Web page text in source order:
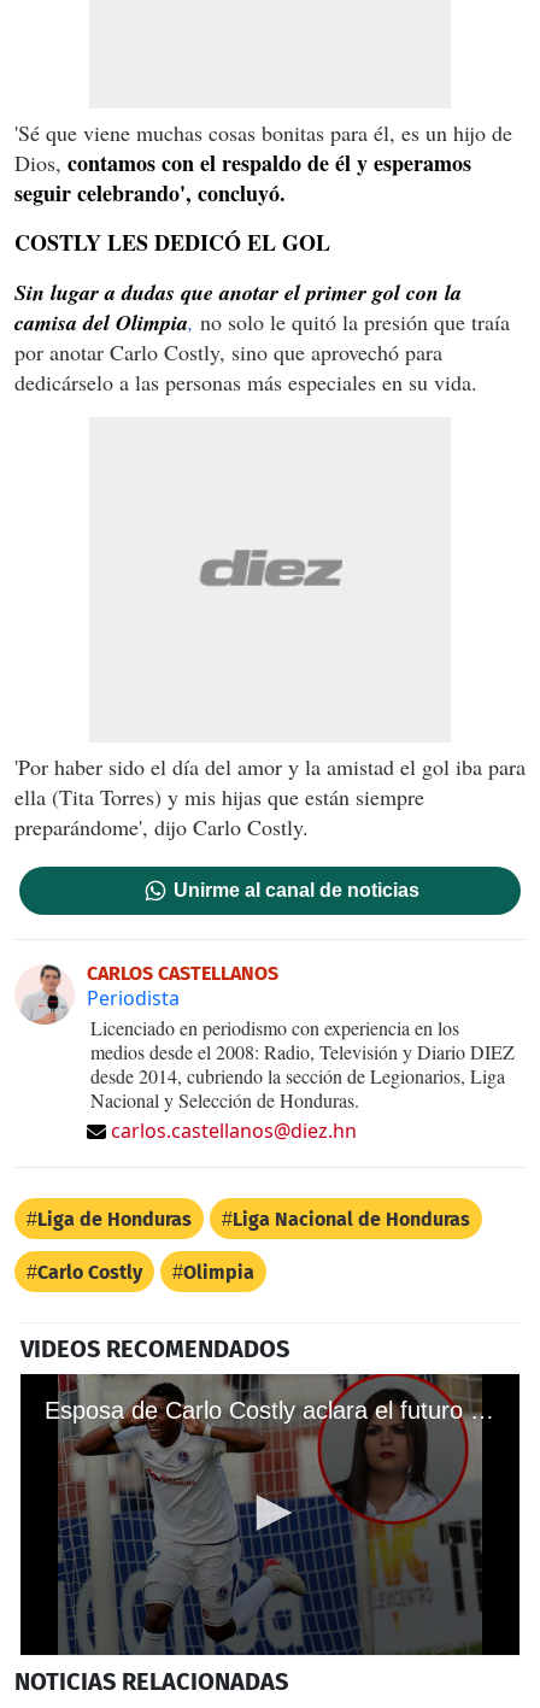
'Sé que viene muchas cosas bonitas para él, es un hijo de
Dios, contamos con el respaldo de él y esperamos
seguir celebrando', concluyó.
COSTLY LES DEDICÓ EL GOL
Sin lugar a dudas que anotar el primer gol con la
camisa del Olimpia, no solo le quitó la presión que traía
por anotar Carlo Costly, sino que aprovechó para
dedicárselo a las personas más especiales en su vida.
'Por haber sido el día del amor y la amistad el gol iba para
ella (Tita Torres) y mis hijas que están siempre
preparándome', dijo Carlo Costly.
Unirme al canal de noticias
CARLOS CASTELLANOS
Periodista
Licenciado en periodismo con experiencia en los
medios desde el 2008: Radio, Televisión y Diario DIEZ
desde 2014, cubriendo la sección de Legionarios, Liga
Nacional y Selección de Honduras.
carlos.castellanos@diez.hn
Liga de Honduras Liga Nacional de Honduras
Carlo Costly Olimpia
VIDEOS RECOMENDADOS
Esposa de Carlo Costly aclara el futuro del delantero: "No se retira todavía"
seconds
NOTICIAS RELACIONADAS